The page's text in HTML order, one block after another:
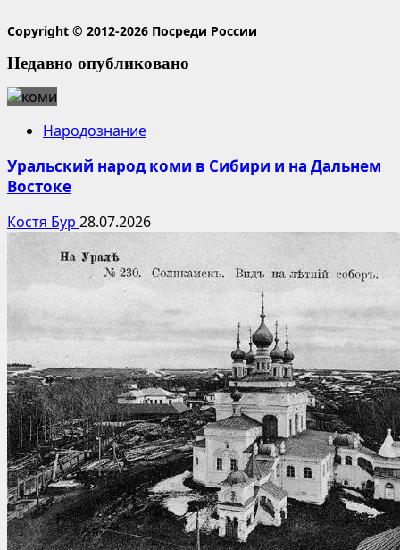
Copyright © 2012-2026 Посреди России
Недавно опубликовано
Народознание
Уральский народ коми в Сибири и на Дальнем
Востоке
Костя Бур 28.07.2026